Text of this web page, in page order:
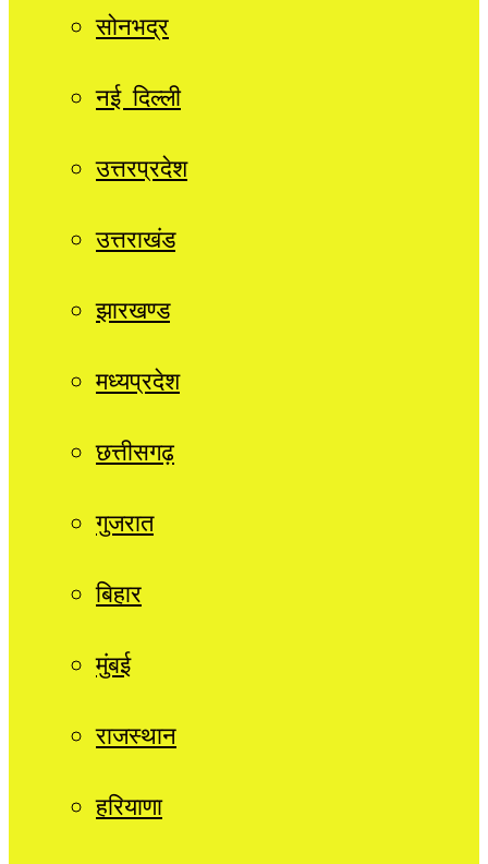
सोनभद्र
नई दिल्ली
उत्तरप्रदेश
उत्तराखंड
झारखण्ड
मध्यप्रदेश
छत्तीसगढ़
गुजरात
बिहार
मुंबई
राजस्थान
हरियाणा